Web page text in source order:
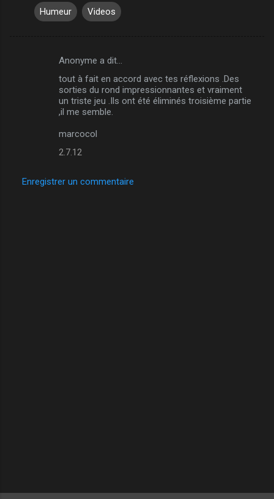
Humeur Videos
a
Anonyme a dit…
tout à fait en accord avec tes réflexions .Des
sorties du rond impressionnantes et vraiment
un triste jeu .Ils ont été éliminés troisième partie
,il me semble.
marcocol
2.7.12
Enregistrer un commentaire